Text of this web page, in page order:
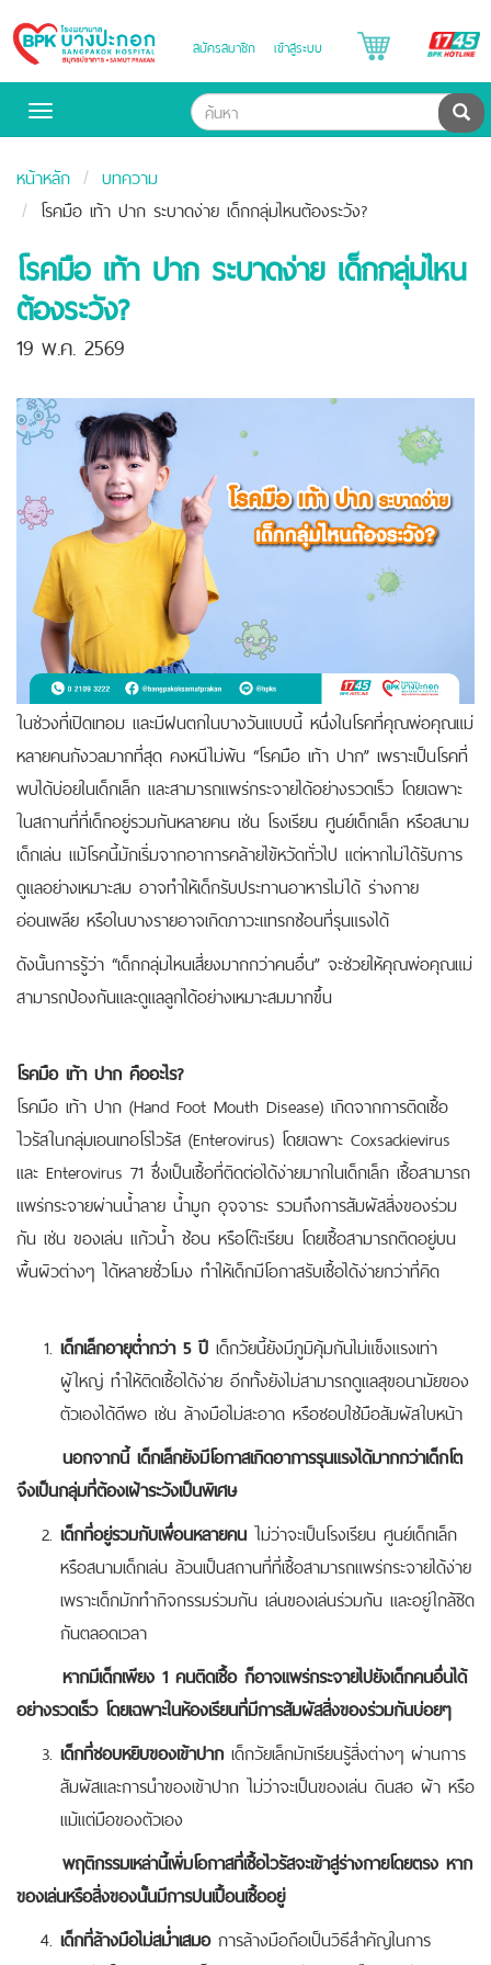
Bangpakok
Hospital
สมัครสมาชิก เข้าสู่ระบบ
Toggle
ค้น
หน้าหลัก
บทความ
โรคมือ เท้า ปาก ระบาดง่าย เด็กกลุ่มไหนต้องระวัง?
โรคมือ เท้า ปาก ระบาดง่าย เด็กกลุ่มไหน
ต้องระวัง?
19 พ.ค. 2569
ในช่วงที่เปิดเทอม และมีฝนตกในบางวันแบบนี้ หนึ่งในโรคที่คุณพ่อคุณแม่
หลายคนกังวลมากที่สุด คงหนีไม่พ้น “โรคมือ เท้า ปาก” เพราะเป็นโรคที่
พบได้บ่อยในเด็กเล็ก และสามารถแพร่กระจายได้อย่างรวดเร็ว โดยเฉพาะ
ในสถานที่ที่เด็กอยู่รวมกันหลายคน เช่น โรงเรียน ศูนย์เด็กเล็ก หรือสนาม
เด็กเล่น แม้โรคนี้มักเริ่มจากอาการคล้ายไข้หวัดทั่วไป แต่หากไม่ได้รับการ
ดูแลอย่างเหมาะสม อาจทำให้เด็กรับประทานอาหารไม่ได้ ร่างกาย
อ่อนเพลีย หรือในบางรายอาจเกิดภาวะแทรกซ้อนที่รุนแรงได้
ดังนั้นการรู้ว่า “เด็กกลุ่มไหนเสี่ยงมากกว่าคนอื่น” จะช่วยให้คุณพ่อคุณแม่
สามารถป้องกันและดูแลลูกได้อย่างเหมาะสมมากขึ้น
โรคมือ เท้า ปาก คืออะไร?
โรคมือ เท้า ปาก (Hand Foot Mouth Disease) เกิดจากการติดเชื้อ
ไวรัสในกลุ่มเอนเทอโรไวรัส (Enterovirus) โดยเฉพาะ Coxsackievirus
และ Enterovirus 71 ซึ่งเป็นเชื้อที่ติดต่อได้ง่ายมากในเด็กเล็ก เชื้อสามารถ
แพร่กระจายผ่านน้ำลาย น้ำมูก อุจจาระ รวมถึงการสัมผัสสิ่งของร่วม
กัน เช่น ของเล่น แก้วน้ำ ช้อน หรือโต๊ะเรียน โดยเชื้อสามารถติดอยู่บน
พื้นผิวต่างๆ ได้หลายชั่วโมง ทำให้เด็กมีโอกาสรับเชื้อได้ง่ายกว่าที่คิด
เด็กเล็กอายุต่ำกว่า 5 ปี เด็กวัยนี้ยังมีภูมิคุ้มกันไม่แข็งแรงเท่า
ผู้ใหญ่ ทำให้ติดเชื้อได้ง่าย อีกทั้งยังไม่สามารถดูแลสุขอนามัยของ
ตัวเองได้ดีพอ เช่น ล้างมือไม่สะอาด หรือชอบใช้มือสัมผัสใบหน้า
นอกจากนี้ เด็กเล็กยังมีโอกาสเกิดอาการรุนแรงได้มากกว่าเด็กโต
จึงเป็นกลุ่มที่ต้องเฝ้าระวังเป็นพิเศษ
เด็กที่อยู่รวมกับเพื่อนหลายคน ไม่ว่าจะเป็นโรงเรียน ศูนย์เด็กเล็ก
หรือสนามเด็กเล่น ล้วนเป็นสถานที่ที่เชื้อสามารถแพร่กระจายได้ง่าย
เพราะเด็กมักทำกิจกรรมร่วมกัน เล่นของเล่นร่วมกัน และอยู่ใกล้ชิด
กันตลอดเวลา
หากมีเด็กเพียง 1 คนติดเชื้อ ก็อาจแพร่กระจายไปยังเด็กคนอื่นได้
อย่างรวดเร็ว โดยเฉพาะในห้องเรียนที่มีการสัมผัสสิ่งของร่วมกันบ่อยๆ
เด็กที่ชอบหยิบของเข้าปาก เด็กวัยเล็กมักเรียนรู้สิ่งต่างๆ ผ่านการ
สัมผัสและการนำของเข้าปาก ไม่ว่าจะเป็นของเล่น ดินสอ ผ้า หรือ
แม้แต่มือของตัวเอง
พฤติกรรมเหล่านี้เพิ่มโอกาสที่เชื้อไวรัสจะเข้าสู่ร่างกายโดยตรง หาก
ของเล่นหรือสิ่งของนั้นมีการปนเปื้อนเชื้ออยู่
เด็กที่ล้างมือไม่สม่ำเสมอ การล้างมือถือเป็นวิธีสำคัญในการ